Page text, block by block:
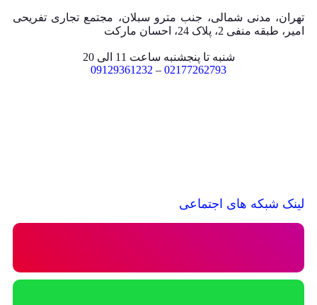
تهران، مدنی شمالی، جنب مترو سبلان، مجتمع تجاری تفریحی
امیر، طبقه منفی 2، پلاک 24، احسان مارکت
شنبه تا پنجشنبه ساعت 11 الی 20
02177262793
–
09129361232
لینک شبکه های اجتماعی